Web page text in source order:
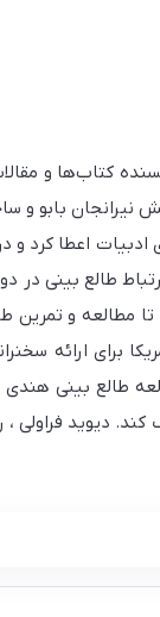
مدرن و نویسنده
بابو و
سخنرانی با عنوان
علم است .رامان شورای علوم
رامان، در سفری به
طالع بینی